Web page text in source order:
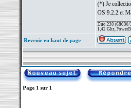
(*) Je
OS 9.2.2 et
Duo 230 (68030/
1,42 Ghz,
Revenir en haut de page
Page 1 sur 1